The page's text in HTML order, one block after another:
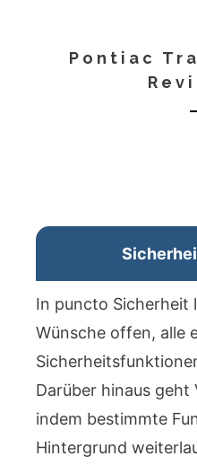
Pontiac
In puncto Sicherheit
Wünsche offen, alle
Darüber hinaus geht
indem bestimmte
Hintergrund